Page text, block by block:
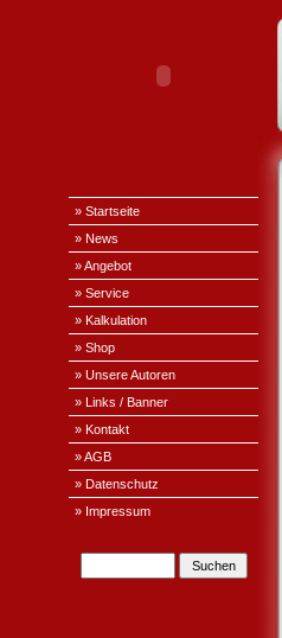
» Startseite
» News
» Angebot
» Service
» Kalkulation
» Shop
» Unsere Autoren
» Links / Banner
» Kontakt
» AGB
» Datenschutz
» Impressum